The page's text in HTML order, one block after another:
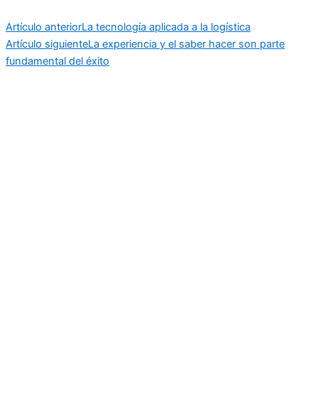
Artículo anteriorLa tecnología aplicada a la logística
Artículo siguienteLa experiencia y el saber hacer son parte
fundamental del éxito